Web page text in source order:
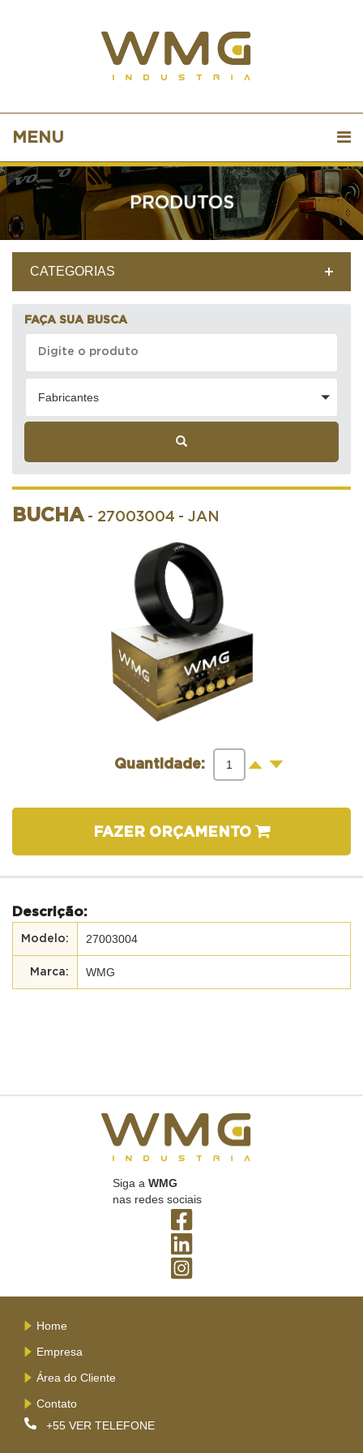
MENU
PRODUTOS
CATEGORIAS
FAÇA SUA BUSCA
Fabricantes
BUCHA - 27003004 - JAN
Quantidade: + -
FAZER ORÇAMENTO
Descrição:
27003004
WMG
Siga a WMG
nas redes sociais
Home
Empresa
Área do Cliente
Contato
+55 VER TELEFONE